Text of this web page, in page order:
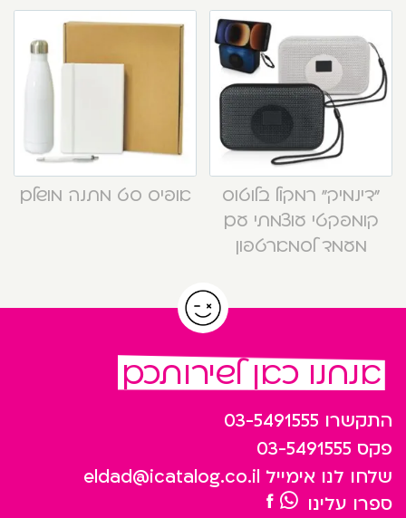
“דינמיק” רמקול בלוטוס
קומפקטי עוצמתי עם
מעמד לסמארטפון
אופיס סט מתנה מושלם
אנחנו כאן לשירותכם
התקשרו 03-5491555
פקס 03-5491555
שלחו לנו אימייל eldad@icatalog.co.il
ספרו עלינו